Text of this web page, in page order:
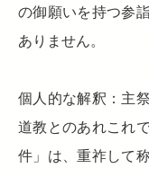
の御願いを持つ参
ありません。
個人的な解釈：主
道教とのあれこれ
件」は、重祚して